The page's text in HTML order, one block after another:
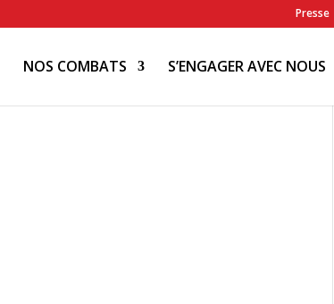
Presse
NOS COMBATS S’ENGAGER AVEC NOUS